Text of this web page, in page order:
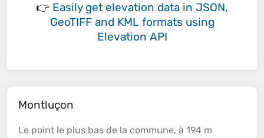
👉 Easily get elevation data in JSON,
GeoTIFF and KML formats using
Elevation API
Montluçon
Le point le plus bas de la commune, à 194 m